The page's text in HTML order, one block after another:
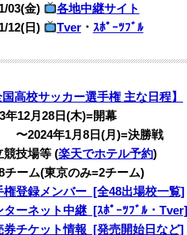
03(金)
各地中継サイト
12(日)
Tver・ ｽﾎﾟｰﾂﾌﾞﾙ
国高校サッカー選手権 主な日程】
年12月28日(木)=開幕
〜2024年1月8日(月)=決勝戦
競技場等 (楽天でホテル予約)
チーム(東京のみ=2チーム)
権登録メンバー [全48出場校一覧]
ターネット中継 [ｽﾎﾟｰﾂﾌﾞﾙ・Tver]
券チケット情報 [発売開始日など]